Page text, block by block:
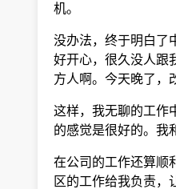
机。
没办法，终于明白了
好开心，很久没人跟
方人啊。今天晚了，
这样，我无聊的工作
的感觉是很好的。我
在公司的工作还算顺
区的工作给我负责，